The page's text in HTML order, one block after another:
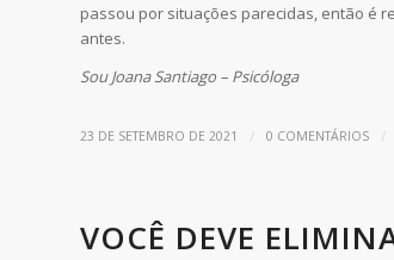
passou por situações parecidas, então é
antes.
Sou Joana Santiago – Psicóloga
23 DE SETEMBRO DE 2021 / 0 COMENTÁRIOS /
VOCÊ DEVE